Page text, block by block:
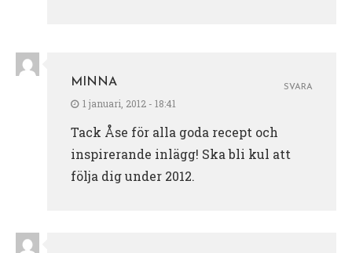
MINNA
1 januari, 2012 - 18:41
Tack Åse för alla goda recept och
inspirerande inlägg! Ska bli kul att
följa dig under 2012.
SVARA